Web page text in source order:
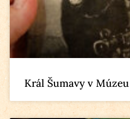
Král Šumavy v